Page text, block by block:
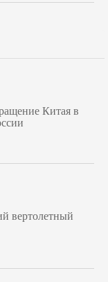
Китая в
вертолетный